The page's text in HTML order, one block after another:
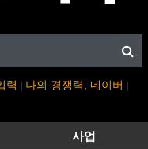
력 | 나의 경쟁력, 네이버 |
사업